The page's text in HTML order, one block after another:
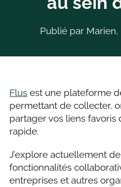
Publié par Marien,
Flus est une plateforme
permettant de collecter,
partager vos liens
rapide.
J’explore actuellement
fonctionnalités
entreprises et autres